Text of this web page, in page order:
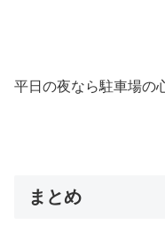
平日の夜なら駐車場の
まとめ